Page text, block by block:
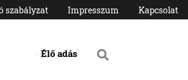
szabályzat Impresszum Kapcsolat
Élő adás